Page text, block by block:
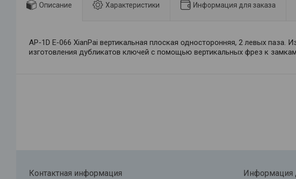
Описание Характеристики Информация для заказа
AP-1D E-066 XianPai вертикальная плоская односторонняя, 2 левых паза.
изготовления дубликатов ключей с помощью вертикальных фрез к замкам
Информация